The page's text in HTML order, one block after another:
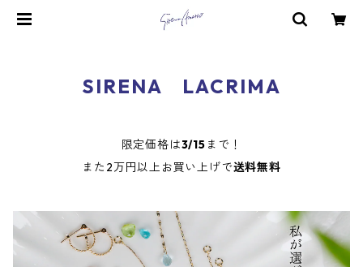
SIRENA LACRIMA
限定価格は3/15 まで！
また2万円以上お買い上げで送料無料